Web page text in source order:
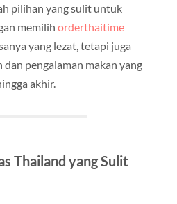
pilihan yang sulit untuk
memilih orderthaitime
yang lezat, tetapi juga
pengalaman makan yang
akhir.
Thailand yang Sulit